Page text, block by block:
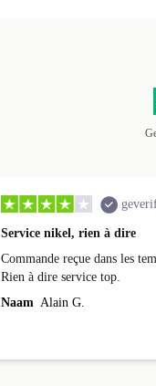
Service nikel, rien à dire
Commande reçue dans les
Rien à dire service top.
Naam Alain G.